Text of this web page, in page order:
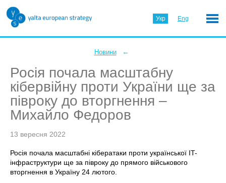
Укр Eng
Новини ←
Росія почала масштабну
кібервійну проти України ще за
півроку до вторгнення –
Михайло Федоров
13 вересня 2022
Росія почала масштабні кібератаки проти української IT-
інфраструктури ще за півроку до прямого військового
вторгнення в Україну 24 лютого.